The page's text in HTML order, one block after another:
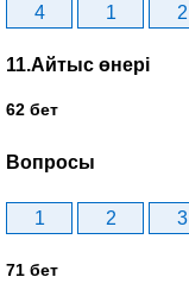
4 1 2
11.Айтыс өнері
62 бет
Вопросы
1 2 3
71 бет